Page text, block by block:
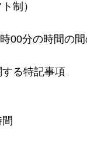
制）
00分の時間の
る特記事項